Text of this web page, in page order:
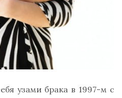
узами брака в 1997-м с